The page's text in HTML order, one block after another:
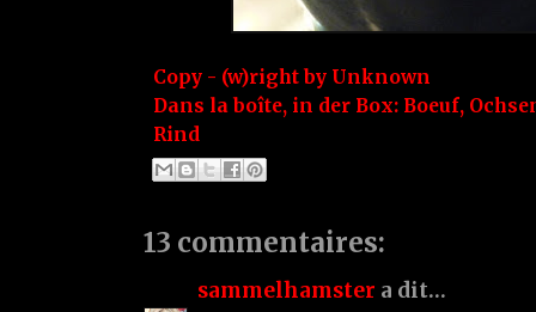
Copy - (w)right by Unknown
Dans la boîte, in der Box: Boeuf,
Rind
13 commentaires:
sammelhamster a dit…